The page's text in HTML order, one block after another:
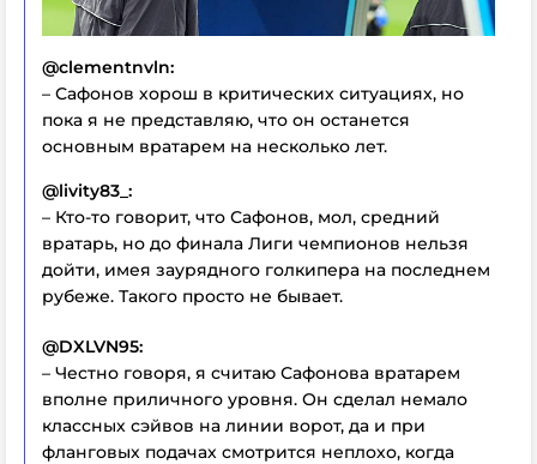
@clementnvln:
– Сафонов хорош в критических ситуациях, но
пока я не представляю, что он останется
основным вратарем на несколько лет.
@livity83_:
– Кто-то говорит, что Сафонов, мол, средний
вратарь, но до финала Лиги чемпионов нельзя
дойти, имея заурядного голкипера на последнем
рубеже. Такого просто не бывает.
@DXLVN95:
– Честно говоря, я считаю Сафонова вратарем
вполне приличного уровня. Он сделал немало
классных сэйвов на линии ворот, да и при
фланговых подачах смотрится неплохо, когда